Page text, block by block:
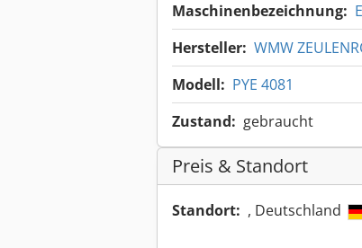
Maschinenbezeichnung:
Hersteller: WMW
Modell: PYE 4081
Zustand: gebraucht
Preis & Standort
Standort: , Deutschland